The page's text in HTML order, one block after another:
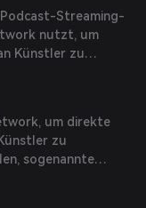
Streaming-
nutzt, um
Künstler zu
4 Value-
in
dezentralisierte
Vergütung
zu ihrem
um direkte
zu
sogenannte
die sie